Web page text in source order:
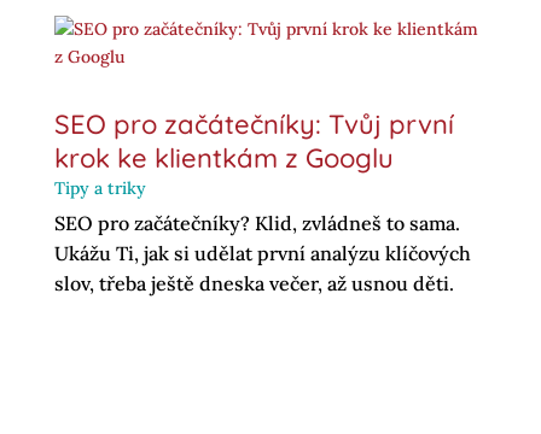
SEO pro začátečníky: Tvůj první
krok ke klientkám z Googlu
Tipy a triky
SEO pro začátečníky? Klid, zvládneš to sama.
Ukážu Ti, jak si udělat první analýzu klíčových
slov, třeba ještě dneska večer, až usnou děti.